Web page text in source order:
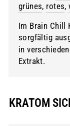
grünes, rotes,
Im Brain Chill
sorgfältig
in
Extrakt.
KRATOM